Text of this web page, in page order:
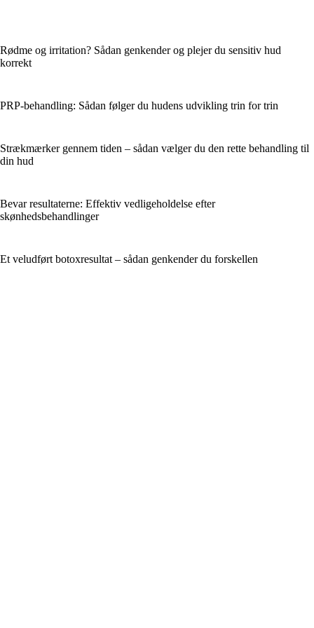
Rødme og irritation? Sådan genkender og plejer du sensitiv hud
korrekt
PRP-behandling: Sådan følger du hudens udvikling trin for trin
Strækmærker gennem tiden – sådan vælger du den rette behandling til
din hud
Bevar resultaterne: Effektiv vedligeholdelse efter
skønhedsbehandlinger
Et veludført botoxresultat – sådan genkender du forskellen